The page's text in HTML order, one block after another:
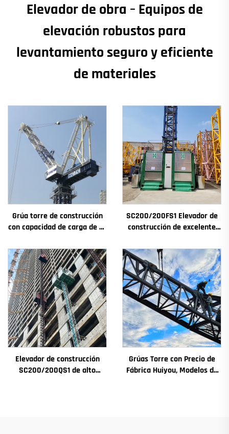
Elevador de obra – Equipos de
elevación robustos para
levantamiento seguro y eficiente
de materiales
Grúa torre de construcción
con capacidad de carga de 4t
principales: caja de
engranajes, motor de
engranaje, rodamiento
SC200/200FS1 Elevador de
construcción de excelente
pozos de ascensores,
destinado a Argelia
Elevador de construcción
SC200/200QS1 de alto
Grúas Torre con Precio de
Fábrica Huiyou, Modelos de